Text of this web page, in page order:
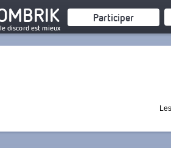
le discord est mieux
Participer